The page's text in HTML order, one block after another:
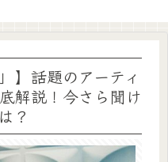
】話題のアーティ
解説！今さら聞け
？